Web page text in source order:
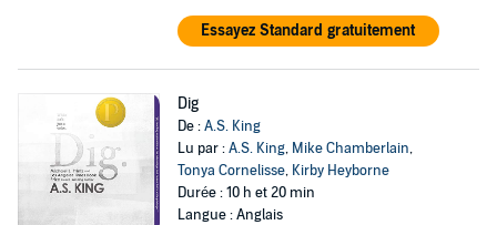
Essayez Standard gratuitement
Dig
De :A.S. King
Lu par :A.S. King, Mike Chamberlain,
Tonya Cornelisse, Kirby Heyborne
Durée : 10 h et 20 min
Langue : Anglais